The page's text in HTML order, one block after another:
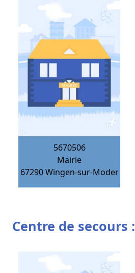
5670506
Mairie
67290 Wingen-sur-Moder
Centre de secours :